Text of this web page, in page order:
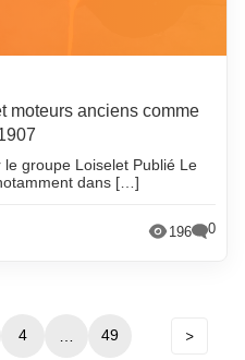
moteurs anciens comme
le groupe Loiselet Publié Le
dans […]
196 0
Navigation
4 … 49